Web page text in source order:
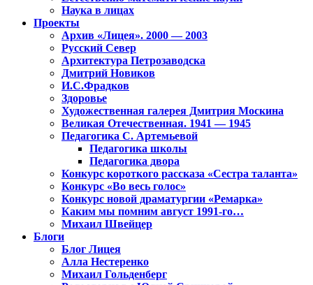
Наука в лицах
Проекты
Архив «Лицея». 2000 — 2003
Русский Север
Архитектура Петрозаводска
Дмитрий Новиков
И.С.Фрадков
Здоровье
Художественная галерея Дмитрия Москина
Великая Отечественная. 1941 — 1945
Педагогика С. Артемьевой
Педагогика школы
Педагогика двора
Конкурс короткого рассказа «Сестра таланта»
Конкурс «Во весь голос»
Конкурс новой драматургии «Ремарка»
Каким мы помним август 1991-го…
Михаил Швейцер
Блоги
Блог Лицея
Алла Нестеренко
Михаил Гольденберг